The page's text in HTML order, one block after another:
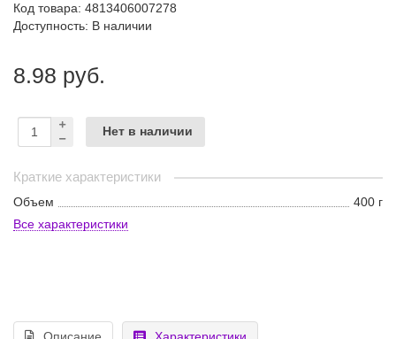
Код товара: 4813406007278
Доступность: В наличии
8.98 руб.
Нет в наличии
Краткие характеристики
Объем
400 г
Все характеристики